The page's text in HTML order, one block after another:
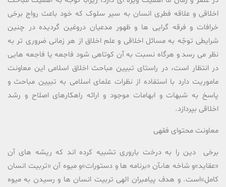
اخلاقی و علاقه فطری انسان به سیر سلوک که خود باعث رواج برخی
خرافات و فرقه گرایی ها و ظهور مدعیان دروغین گردیده در چنین
شرایطى توجّه به مسائل اخلاقى و علم اخلاق از هر زمانى ضرورى تر به
نظر مى رسد و هرگاه نسبت به آن کوتاهى شود فاجعه یا فاجعه هایى
در انتظار است، در راستای تبیین مباحث اخلاق اسلامی این معاونت
ماموریت دارد با استفاده از نظرات علمای اسلامی به تبیین مباحث و
پاسخ به شبهات و ابهامات موجود و ارائه راهکارهای اصلاح و رشد
اخلاقی بپردازد.
معاونت محتوای فقهی
برخی دین را به درخت بارورى تشبیه کرده اند که ریشه هاى آن
«عقاید»و شاخه هاىآن «برنامه ها و دستورات»و میوه آن «تربیت انسان
کامل»است. و هدف پیامبران الهی تربیت انسان ها و رسیدن به میوه